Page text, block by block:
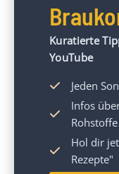
Kuratierte
YouTube
Jeden
Infos
Rohstoffe
Hol dir
Rezepte"